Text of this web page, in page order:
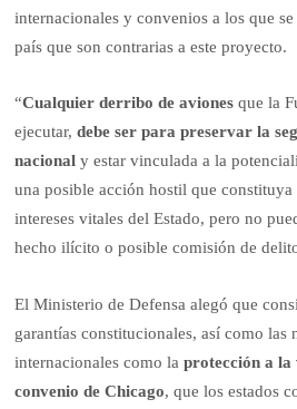
internacionales y convenios a los que
país que son contrarias a este proyecto.
“Cualquier derribo de avionesque la
ejecutar,debe ser para preservar la
nacionaly estar vinculada a la
una posible acción hostil que constituya
intereses vitales del Estado, pero no
hecho ilícito o posible comisión de
El Ministerio de Defensa alegó que
garantías constitucionales, así como las
internacionales como laprotección a la
convenio de Chicago, que los estados